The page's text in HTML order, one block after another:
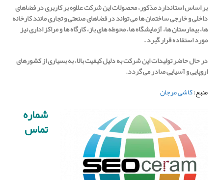
بر اساس استاندارد مذکور، محصولات این شرکت علاوه بر کاربری در فضاهای
داخلی و خارجی ساختمان ها می تواند در فضاهای صنعتی و تجاری مانند کارخانه
ها، بیمارستان ها، آزمایشگاه ها، محوطه های باز، کارگاه ها و مراکز اداری نیز
مورد استفاده قرار گیرد .
در حال حاضر تولیدات این شرکت به دلیل کیفیت بالا، به بسیاری از کشورهای
اروپایی و آسیایی صادر می گردد.
منبع:کاشی مرجان
شماره
تماس